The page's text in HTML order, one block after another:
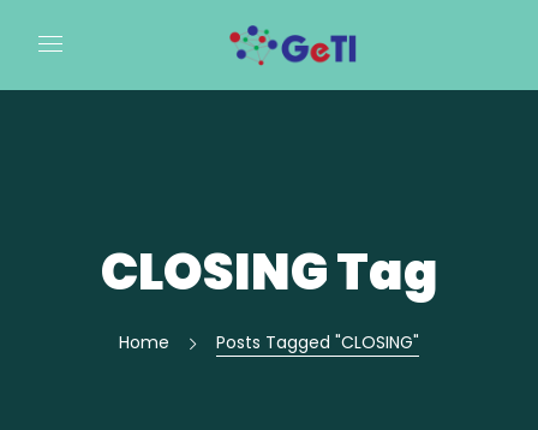
CLOSING Tag
Home Posts Tagged "CLOSING"